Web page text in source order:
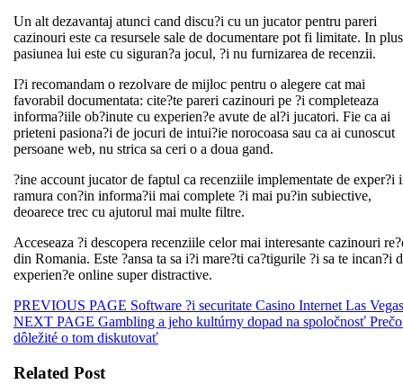
Un alt dezavantaj atunci cand discu?i cu un jucator pentru pareri
cazinouri este ca resursele sale de documentare pot fi limitate. In
pasiunea lui este cu siguran?a jocul, ?i nu furnizarea de recenzii.
I?i recomandam o rezolvare de mijloc pentru o alegere cat mai
favorabil documentata: cite?te pareri cazinouri pe ?i completeaza
informa?iile ob?inute cu experien?e avute de al?i jucatori. Fie ca ai
prieteni pasiona?i de jocuri de intui?ie norocoasa sau ca ai cunoscut
persoane web, nu strica sa ceri o a doua gand.
?ine account jucator de faptul ca recenziile implementate de exper?i
ramura con?in informa?ii mai complete ?i mai pu?in subiective,
deoarece trec cu ajutorul mai multe filtre.
Acceseaza ?i descopera recenziile celor mai interesante cazinouri
din Romania. Este ?ansa ta sa i?i mare?ti ca?tigurile ?i sa te incan?i
experien?e online super distractive.
Beitragsnavigation
PREVIOUS PAGE Previous
post:
Software ?i securitate Casino Internet Las Vegas
NEXT PAGE Next
post:
Gambling a jeho kultúrny dopad na spoločnosť
dôležité o tom diskutovať
Related Post